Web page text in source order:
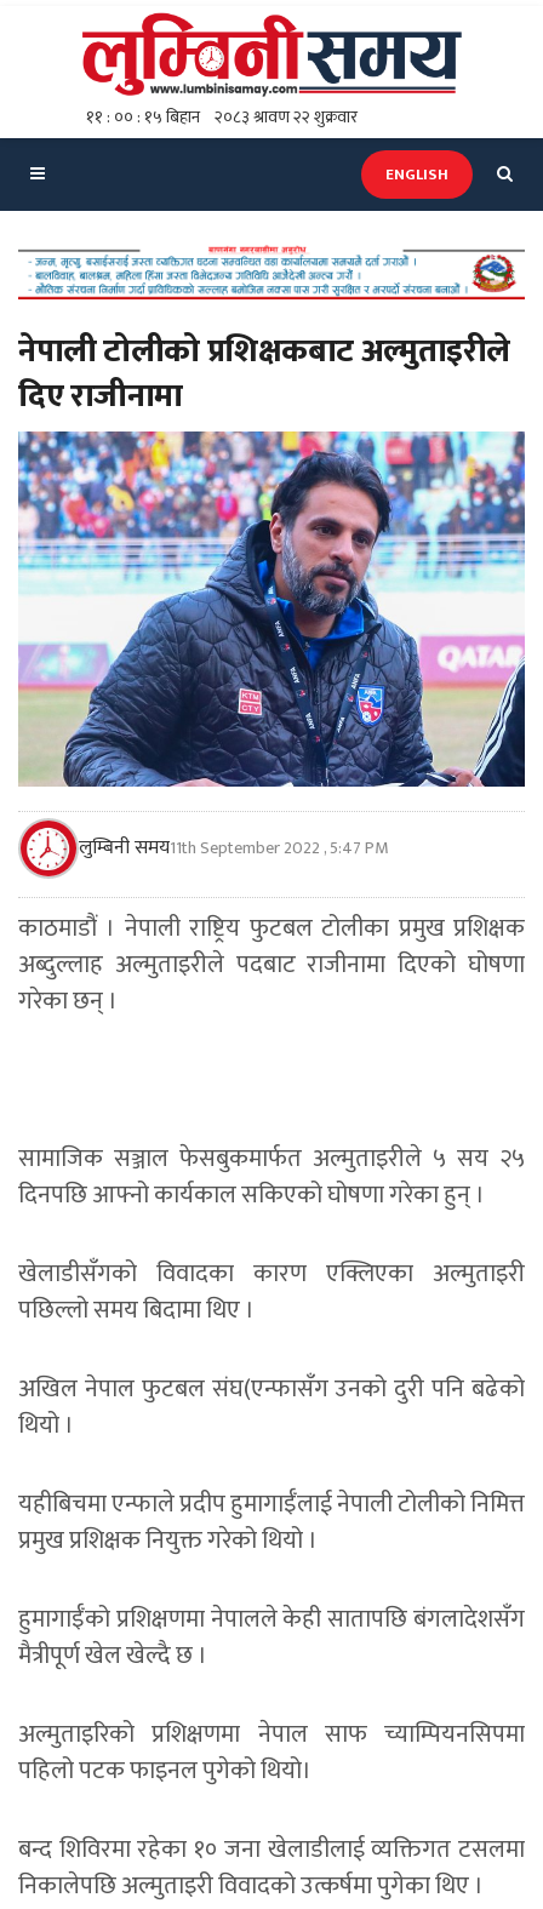
ENGLISH
नेपाली टोलीको प्रशिक्षकबाट अल्मुताइरीले
दिए राजीनामा
लुम्बिनी समय11th September 2022 , 5:47 PM
काठमाडौं । नेपाली राष्ट्रिय फुटबल टोलीका प्रमुख प्रशिक्षक
अब्दुल्लाह अल्मुताइरीले पदबाट राजीनामा दिएको घोषणा
गरेका छन् ।
सामाजिक सञ्जाल फेसबुकमार्फत अल्मुताइरीले ५ सय २५
दिनपछि आफ्नो कार्यकाल सकिएको घोषणा गरेका हुन् ।
खेलाडीसँगको विवादका कारण एक्लिएका अल्मुताइरी
पछिल्लो समय बिदामा थिए ।
अखिल नेपाल फुटबल संघ(एन्फासँग उनको दुरी पनि बढेको
थियो ।
यहीबिचमा एन्फाले प्रदीप हुमागाईँलाई नेपाली टोलीको निमित्त
प्रमुख प्रशिक्षक नियुक्त गरेको थियो ।
हुमागाईँको प्रशिक्षणमा नेपालले केही सातापछि बंगलादेशसँग
मैत्रीपूर्ण खेल खेल्दै छ ।
अल्मुताइरिको प्रशिक्षणमा नेपाल साफ च्याम्पियनसिपमा
पहिलो पटक फाइनल पुगेको थियो।
बन्द शिविरमा रहेका १० जना खेलाडीलाई व्यक्तिगत टसलमा
निकालेपछि अल्मुताइरी विवादको उत्कर्षमा पुगेका थिए ।